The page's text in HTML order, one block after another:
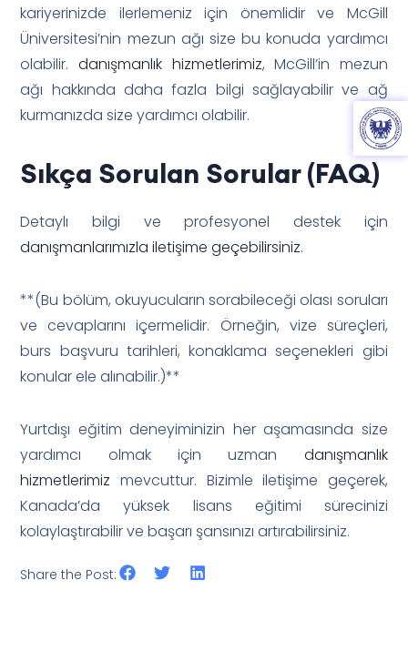
kariyerinizde ilerlemeniz için önemlidir ve McGill
Üniversitesi’nin mezun ağı size bu konuda yardımcı
olabilir. danışmanlık hizmetlerimiz, McGill’in mezun
ağı hakkında daha fazla bilgi sağlayabilir ve ağ
kurmanızda size yardımcı olabilir.
Sıkça Sorulan Sorular (FAQ)
Detaylı bilgi ve profesyonel destek için
danışmanlarımızla iletişime geçebilirsiniz.
**(Bu bölüm, okuyucuların sorabileceği olası soruları
ve cevaplarını içermelidir. Örneğin, vize süreçleri,
burs başvuru tarihleri, konaklama seçenekleri gibi
konular ele alınabilir.)**
Yurtdışı eğitim deneyiminizin her aşamasında size
yardımcı olmak için uzman danışmanlık
hizmetlerimiz mevcuttur. Bizimle iletişime geçerek,
Kanada’da yüksek lisans eğitimi sürecinizi
kolaylaştırabilir ve başarı şansınızı artırabilirsiniz.
Share the Post: